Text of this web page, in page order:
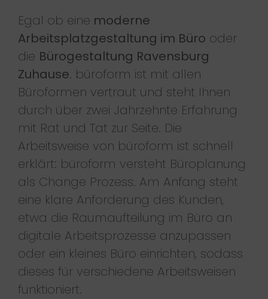
Egal ob eine moderne
Arbeitsplatzgestaltung im Büro oder
die Bürogestaltung Ravensburg
Zuhause. büroform ist mit allen
Büroformen vertraut und steht Ihnen
durch über zwei Jahrzehnte Erfahrung
mit Rat und Tat zur Seite. Die
Arbeitsweise von büroform ist schnell
erklärt: büroform versteht Büroplanung
als Change Prozess. Am Anfang steht
eine klare Anforderung des Kunden,
etwa die Raumaufteilung im Büro an
digitale Arbeitsprozesse anzupassen
oder ein kleines Büro einrichten, sodass
dieses für verschiedene Arbeitsweisen
funktioniert.